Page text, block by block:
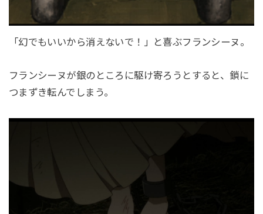
「幻でもいいから消えないで！」と喜ぶフランシーヌ。
フランシーヌが銀のところに駆け寄ろうとすると、鎖に
つまずき転んでしまう。